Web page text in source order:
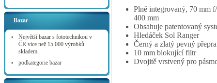
Bazar
Největší bazar s fototechnikou v
ČR více než 15.000 výrobků
skladem
podkategorie bazar
Plně integrovaný, 70 mm
400 mm
Obsahuje patentovaný
Hledáček Sol Ranger
Černý a zlatý pevný
10 mm blokující filtr
Dvojitě vrstvený pro